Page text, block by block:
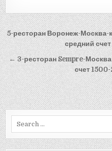
Post
navigation
5-ресторан Воронеж-Москва-
средний
← 3-ресторан Sempre-
счет